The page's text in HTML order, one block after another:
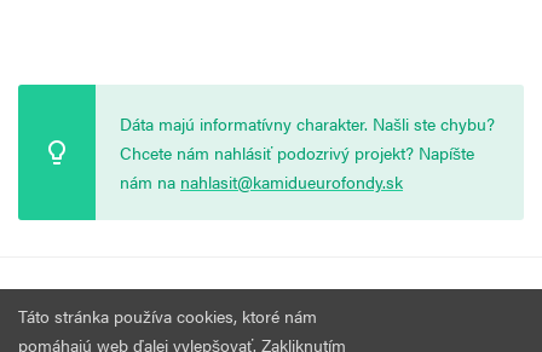
Dáta majú informatívny charakter. Našli ste chybu?
Chcete nám nahlásiť podozrivý projekt? Napíšte
nám na nahlasit@kamidueurofondy.sk
Všetky práva vyhradené.
Táto stránka používa cookies, ktoré nám
pomáhajú web ďalej vylepšovať. Zakliknutím